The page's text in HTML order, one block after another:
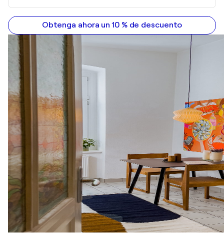
Obtenga ahora un 10 % de descuento